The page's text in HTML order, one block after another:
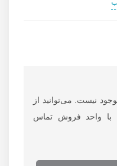
نیست. می‌توانید از
با واحد فروش تماس